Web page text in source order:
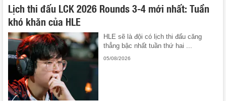
Lịch thi đấu LCK 2026 Rounds 3-4 mới nhất: Tuần
khó khăn của HLE
HLE sẽ là đội có lịch thi đấu căng
thẳng bậc nhất tuần thứ hai ...
05/08/2026